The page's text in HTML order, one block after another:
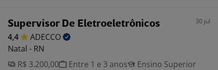
Supervisor De Eletroeletrônicos 30 jul
4,4
ADECCO
Natal - RN
R$ 3.200,00
Entre 1 e 3 anos
Ensino Superior